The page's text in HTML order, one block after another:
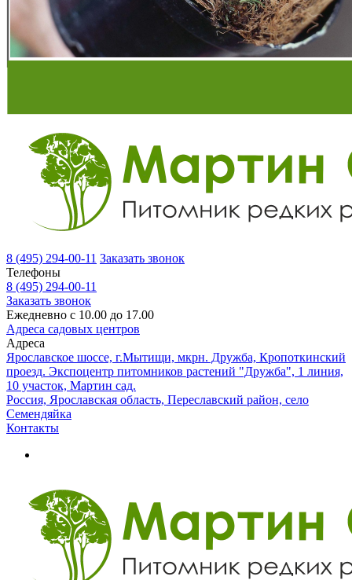
8 (495) 294-00-11 Заказать звонок
Телефоны
8 (495) 294-00-11
Заказать звонок
Ежедневно с 10.00 до 17.00
Адреса садовых центров
Адреса
Ярославское шоссе, г.Мытищи, мкрн. Дружба, Кропоткинский
проезд. Экспоцентр питомников растений "Дружба", 1 линия,
10 участок, Мартин сад.
Россия, Ярославская область, Переславский район, село
Семендяйка
Контакты